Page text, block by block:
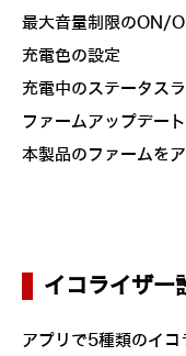
最大音量制限のON/
充電色の設定
充電中のステータス
ファームアップデート
本製品のファームを
イコライザー
アプリで5種類のイコ